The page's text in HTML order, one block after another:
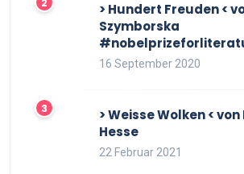
> Hundert Freuden <
Szymborska
16 September 2020
> Weisse Wolken <
Hesse
22 Februar 2021